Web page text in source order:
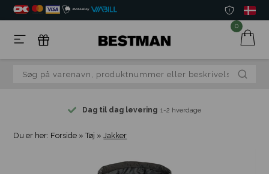
0
Dag til dag levering 1-2 hverdage
Du er her: Forside »Tøj »Jakker